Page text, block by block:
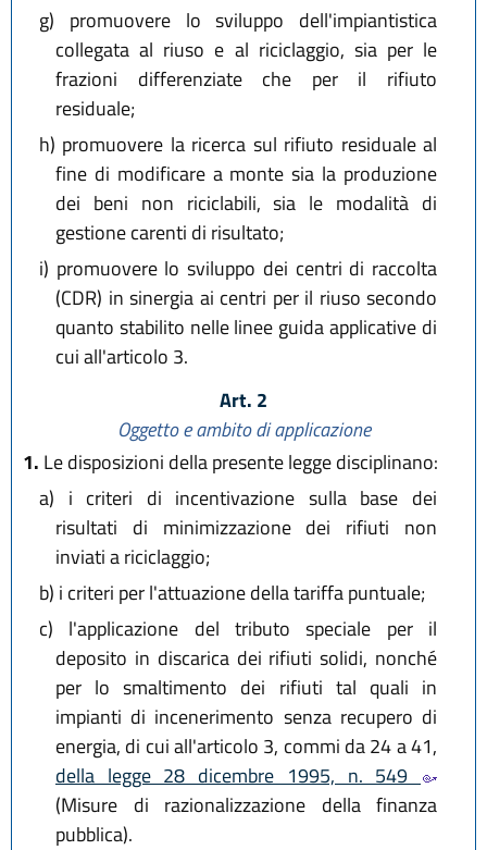
g) promuovere lo sviluppo dell'impiantistica
collegata al riuso e al riciclaggio, sia per le
frazioni differenziate che per il rifiuto
residuale;
h) promuovere la ricerca sul rifiuto residuale al
fine di modificare a monte sia la produzione
dei beni non riciclabili, sia le modalità di
gestione carenti di risultato;
i) promuovere lo sviluppo dei centri di raccolta
(CDR) in sinergia ai centri per il riuso secondo
quanto stabilito nelle linee guida applicative di
cui all'articolo 3.
Art. 2
Oggetto e ambito di applicazione
1. Le disposizioni della presente legge disciplinano:
a) i criteri di incentivazione sulla base dei
risultati di minimizzazione dei rifiuti non
inviati a riciclaggio;
b) i criteri per l'attuazione della tariffa puntuale;
c) l'applicazione del tributo speciale per il
deposito in discarica dei rifiuti solidi, nonché
per lo smaltimento dei rifiuti tal quali in
impianti di incenerimento senza recupero di
energia, di cui all'articolo 3, commi da 24 a 41,
della legge 28 dicembre 1995, n. 549
(Misure di razionalizzazione della finanza
pubblica).